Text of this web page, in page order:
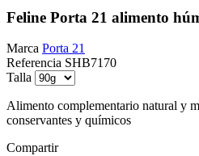
Feline Porta 21 alimento
Marca Porta 21
Referencia SHB7170
Talla
Alimento complementario natural y
conservantes y químicos
Compartir